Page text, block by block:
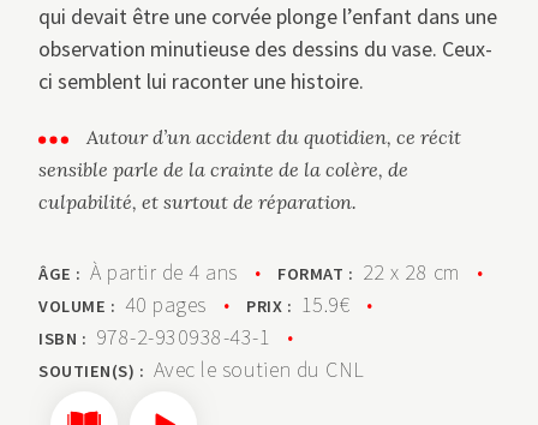
qui devait être une corvée plonge l’enfant dans une
observation minutieuse des dessins du vase. Ceux-
ci semblent lui raconter une histoire.
Autour d’un accident du quotidien, ce récit
sensible parle de la crainte de la colère, de
culpabilité, et surtout de réparation.
ÂGE : À partir de 4 ans • FORMAT : 22 x 28 cm •
VOLUME : 40 pages • PRIX : 15.9€ •
ISBN : 978-2-930938-43-1 •
SOUTIEN(S) : Avec le soutien du CNL